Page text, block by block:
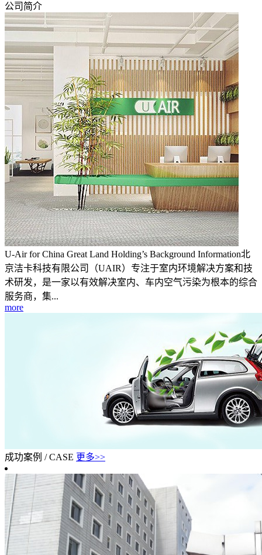
公司简介
U-Air for China Great Land Holding’s Background Information北
京洁卡科技有限公司（UAIR）专注于室内环境解决方案和技
术研发，是一家以有效解决室内、车内空气污染为根本的综合
服务商，集...
more
成功案例 / CASE 更多>>